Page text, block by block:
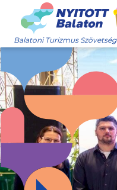
Balatoni Turizmus Szövetség